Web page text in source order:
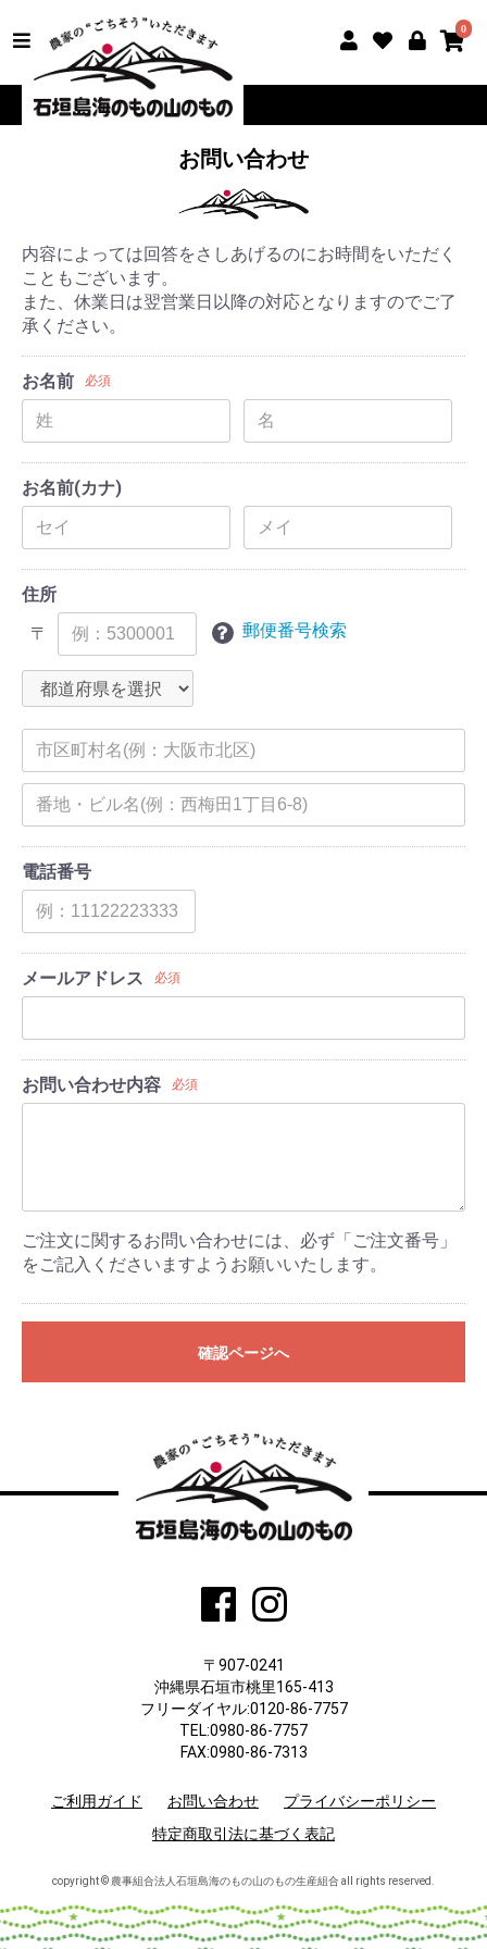
0
お問い合わせ
内容によっては回答をさしあげるのにお時間をいただく
こともございます。
また、休業日は翌営業日以降の対応となりますのでご了
承ください。
お名前 必須
お名前(カナ)
住所
〒
郵便番号検索
電話番号
メールアドレス 必須
お問い合わせ内容 必須
ご注文に関するお問い合わせには、必ず「ご注文番号」
をご記入くださいますようお願いいたします。
確認ページへ
〒907-0241
沖縄県石垣市桃里165-413
フリーダイヤル:0120-86-7757
TEL:0980-86-7757
FAX:0980-86-7313
ご利用ガイド お問い合わせ
プライバシーポリシー
特定商取引法に基づく表記
copyright © 農事組合法人石垣島海のもの山のもの生産組合 all rights reserved.